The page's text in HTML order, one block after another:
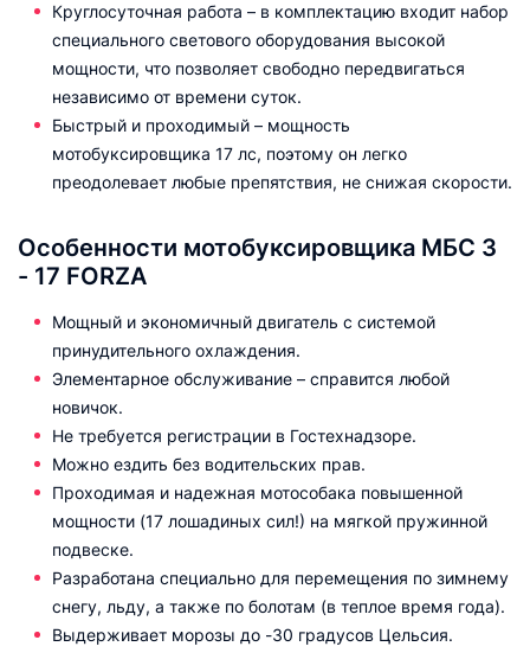
Круглосуточная работа – в комплектацию входит набор
специального светового оборудования высокой
мощности, что позволяет свободно передвигаться
независимо от времени суток.
Быстрый и проходимый – мощность
мотобуксировщика 17 лс, поэтому он легко
преодолевает любые препятствия, не снижая скорости.
Особенности мотобуксировщика МБС 3
- 17 FORZA
Мощный и экономичный двигатель с системой
принудительного охлаждения.
Элементарное обслуживание – справится любой
новичок.
Не требуется регистрации в Гостехнадзоре.
Можно ездить без водительских прав.
Проходимая и надежная мотособака повышенной
мощности (17 лошадиных сил!) на мягкой пружинной
подвеске.
Разработана специально для перемещения по зимнему
снегу, льду, а также по болотам (в теплое время года).
Выдерживает морозы до -30 градусов Цельсия.